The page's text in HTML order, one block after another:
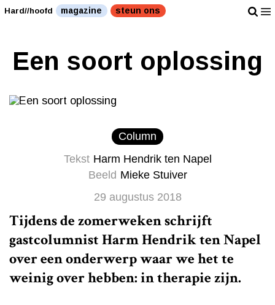
Hard//hoofd magazine steun ons
Een soort oplossing
Column
Tekst Harm Hendrik ten Napel
Beeld Mieke Stuiver
29 augustus 2018
Tijdens de zomerweken schrijft
gastcolumnist Harm Hendrik ten Napel
over een onderwerp waar we het te
weinig over hebben: in therapie zijn.